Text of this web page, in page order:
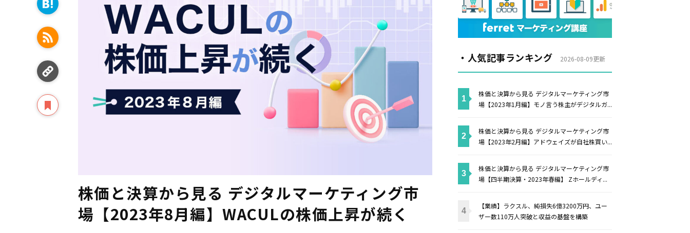
株価と決算から見る デジタルマーケティング市
場【2023年8月編】WACULの株価上昇が続く
・人気記事ランキング 2026-08-09更新
株価と決算から見る デジタルマーケティング市
場【2023年1月編】モノ言う株主がデジタルガ...
株価と決算から見る デジタルマーケティング市
場【2023年2月編】アドウェイズが自社株買い...
株価と決算から見る デジタルマーケティング市
場【四半期決算・2023年春編】 Zホールディ...
【業績】ラクスル、純損失6億3200万円、ユー
ザー数110万人突破と収益の基盤を構築